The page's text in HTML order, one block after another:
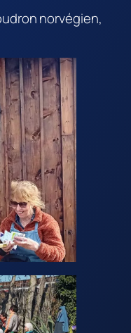
norvégien,